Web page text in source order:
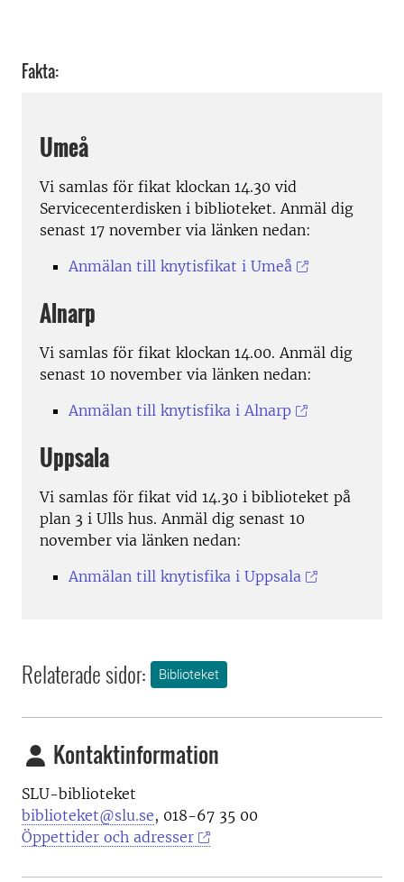
Fakta:
Umeå
Vi samlas för fikat klockan 14.30 vid
Servicecenterdisken i biblioteket. Anmäl dig
senast 17 november via länken nedan:
Anmälan till knytisfikat i Umeå
Alnarp
Vi samlas för fikat klockan 14.00. Anmäl dig
senast 10 november via länken nedan:
Anmälan till knytisfika i Alnarp
Uppsala
Vi samlas för fikat vid 14.30 i biblioteket på
plan 3 i Ulls hus. Anmäl dig senast 10
november via länken nedan:
Anmälan till knytisfika i Uppsala
Relaterade sidor: Biblioteket
Kontaktinformation
SLU-biblioteket
biblioteket@slu.se, 018-67 35 00
Öppettider och adresser